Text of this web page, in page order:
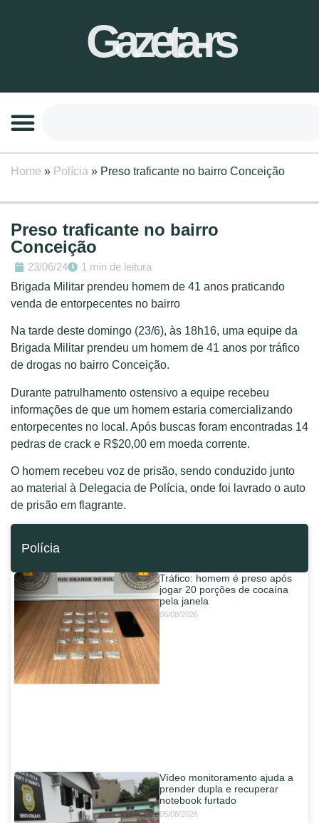
Gazeta-rs
Home » Polícia » Preso traficante no bairro Conceição
Preso traficante no bairro
Conceição
23/06/24
1 min de leitura
Brigada Militar prendeu homem de 41 anos praticando
venda de entorpecentes no bairro
Na tarde deste domingo (23/6), às 18h16, uma equipe da
Brigada Militar prendeu um homem de 41 anos por tráfico
de drogas no bairro Conceição.
Durante patrulhamento ostensivo a equipe recebeu
informações de que um homem estaria comercializando
entorpecentes no local. Após buscas foram encontradas 14
pedras de crack e R$20,00 em moeda corrente.
O homem recebeu voz de prisão, sendo conduzido junto
ao material à Delegacia de Polícia, onde foi lavrado o auto
de prisão em flagrante.
Polícia
Tráfico: homem é preso após
jogar 20 porções de cocaína
pela janela
06/08/2026
Vídeo monitoramento ajuda a
prender dupla e recuperar
notebook furtado
05/08/2026